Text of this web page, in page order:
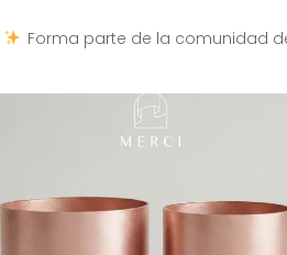
Forma parte de la comunidad